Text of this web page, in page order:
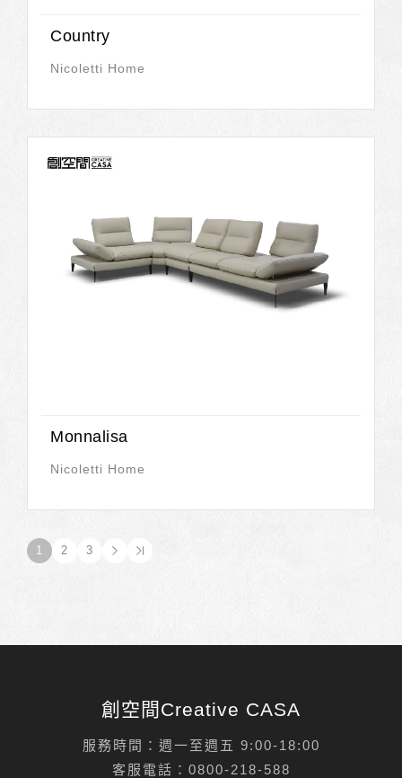
Country
Nicoletti Home
Monnalisa
Nicoletti Home
1 2 3
創空間Creative CASA
服務時間：週一至週五 9:00-18:00
客服電話： 0800-218-588